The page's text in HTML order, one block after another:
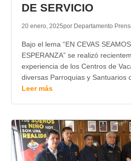
DE SERVICIO
20 enero, 2025por Departamento
Bajo el lema “EN CEVAS
ESPERANZA” se realizó
experiencia de los Centros de
diversas Parroquias y
Leer más